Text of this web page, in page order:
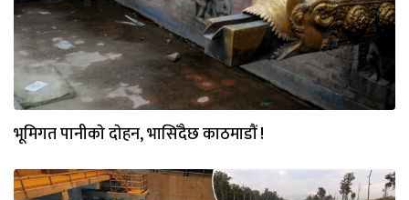
भूमिगत पानीकाे दाेहन, भासिँदैछ काठमाडौं !